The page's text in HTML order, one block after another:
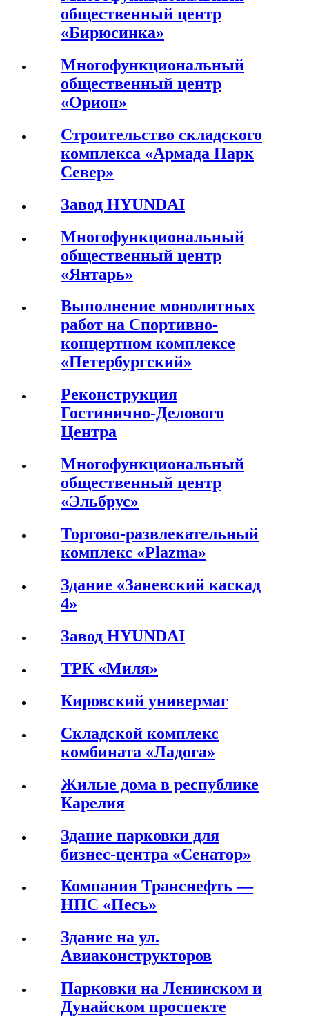
общественный центр
«Бирюсинка»
Многофункциональный
общественный центр
«Орион»
Строительство складского
комплекса «Армада Парк
Север»
Завод HYUNDAI
Многофункциональный
общественный центр
«Янтарь»
Выполнение монолитных
работ на Спортивно-
концертном комплексе
«Петербургский»
Реконструкция
Гостинично-Делового
Центра
Многофункциональный
общественный центр
«Эльбрус»
Торгово-развлекательный
комплекс «Plazma»
Здание «Заневский каскад
4»
Завод HYUNDAI
ТРК «Миля»
Кировский универмаг
Складской комплекс
комбината «Ладога»
Жилые дома в республике
Карелия
Здание парковки для
бизнес-центра «Сенатор»
Компания Транснефть —
НПС «Песь»
Здание на ул.
Авиаконструкторов
Парковки на Ленинском и
Дунайском проспекте